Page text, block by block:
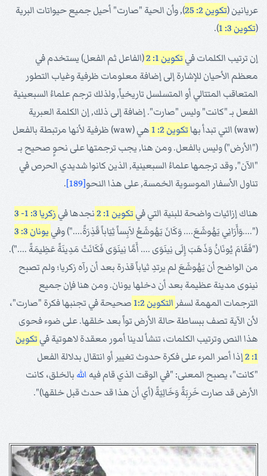
عريانين (تكوين 2: 25
), وأن الحية "صارت" أحيل جميع حيواتات البرية
(تكوين 3: 1 ).
إن ترتيب الكلمات في تكوين 1: 2
(الفاعل ثم الفعل) يستخدم في
معظم الأحيان للإشارة إلى إضافة معلومات ظرفية وغياب التطور
المتعاقب المتتالي أو المتسلسل تاريخياً, ولذلك ترجم علماءُ السبعينية
الفعل بـ "كانت" وليس "صارت". إضافة إلى ذلك, إن الكلمة العبرية
(waw) التي تبدأ بها
تكوين 2: 1
هي (waw) ظرفية لأنها مرتبطة بالفعل
("الأرض") وليس بالفعل. ومن هنا, يجب ترجمتها على نحوٍ صحيح بـ
"الآن", وقد ترجمها علماءُ السبعينية, الذين كانوا شديدي الحرص في
تناول الأسفار الموسوية الخمسة, على هذا النحو[189]
.
هناك إزائيات واضحة للبنية التي في تكوين 1: 2 نجدها في زكريا 3: 1- 3
("....وَأَرَانِي يَهُوشَعَ.... وَكَانَ يَهُوشَعُ لاَبِساً ثِيَاباً قَذِرَةً....") وفي يونان 3: 3
("فَقَامَ يُونَانُ وَذَهَبَ إِلَى نِينَوَى .... أَمَّا نِينَوَى فَكَانَتْ مَدِينَةً عَظِيمَةً ....").
من الواضح أن يَهُوشَعَ لم يرتدِ ثياباً قذرة بعد أن رآه زكريا؛ ولم تصبح
نينوى مدينة عظيمة بعد أن دخلها يونان. ومن هنا فإن جميع
الترجمات المهمة لسفر التكوين 1:2
صحيحة في تجنبها فكرة "صارت"،
لأن الآية تصف ببساطة حالة الأرض تواً بعد خلقها. على ضوء فحوى
هذا النص وترتيب الكلمات، تنشأ لدينا أمور معقدة لاهوتية في تكوين
1: 2
إذا أصر المرء على فكرة حدوث تغيير أو انتقال بدلالة الفعل
"كانت"، يصبح المعنى: "في الوقت الذي قام فيه الله بالخلق، كانت
الأرض قد صارت خَرِبَةً وَخَالِيَةً (أي أن هذا قد حدث قبل خلقها)".